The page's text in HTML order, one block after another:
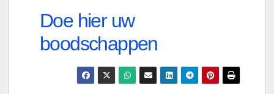
Doe hier uw
boodschappen